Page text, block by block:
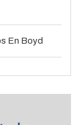
En Boyd